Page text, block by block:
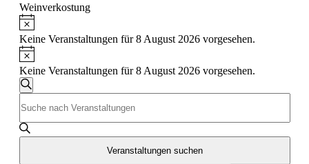
Weinverkostung
Veranstaltungen
für
8
August
2026
Hinweis
Keine Veranstaltungen für 8 August 2026 vorgesehen.
Hinweis
Keine Veranstaltungen für 8 August 2026 vorgesehen.
Veranstaltungen
Suche
und
Ansichten,
Navigation
Suche
Schlüsselwort
eingeben.
Suche
Veranstaltungen
Veranstaltungen suchen